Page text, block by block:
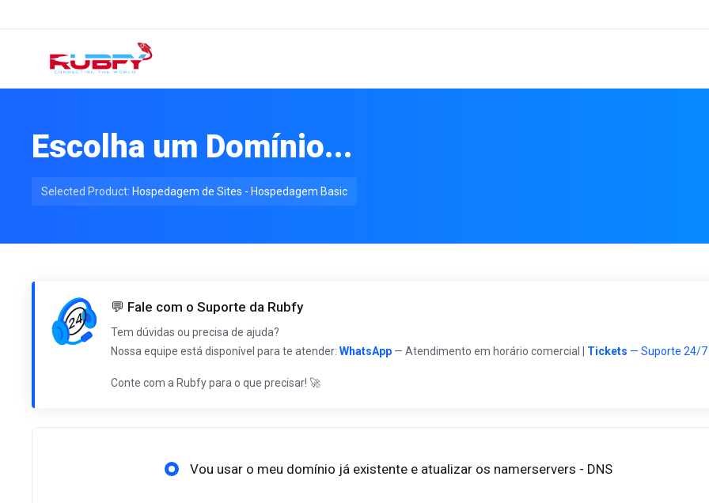
Escolha um Domínio...
Selected Product: Hospedagem de Sites - Hospedagem Basic
💬 Fale com o Suporte da Rubfy
Tem dúvidas ou precisa de ajuda?
Nossa equipe está disponível para te atender: WhatsApp— Atendimento em horário comercial | Tickets — Suporte 24/7
Conte com a Rubfy para o que precisar! 🚀
Vou usar o meu domínio já existente e atualizar os namerservers - DNS